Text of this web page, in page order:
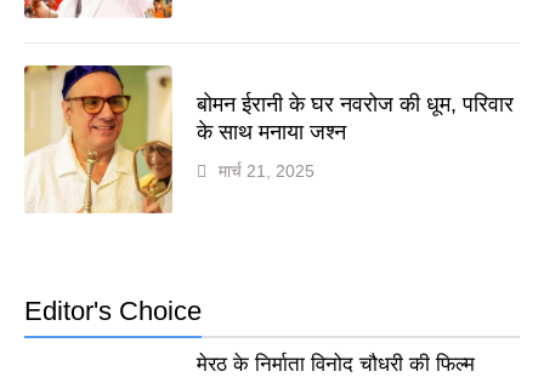
बोमन ईरानी के घर नवरोज की धूम, परिवार
के साथ मनाया जश्न
मार्च 21, 2025
Editor's Choice
मेरठ के निर्माता विनोद चौधरी की फिल्म